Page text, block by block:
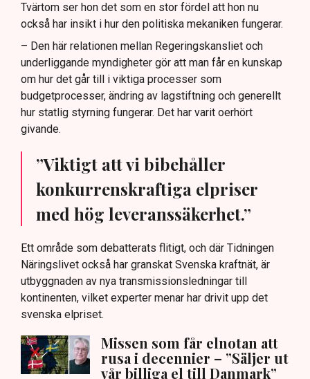
Tvärtom ser hon det som en stor fördel att hon nu
också har insikt i hur den politiska mekaniken fungerar.
– Den här relationen mellan Regeringskansliet och
underliggande myndigheter gör att man får en kunskap
om hur det går till i viktiga processer som
budgetprocesser, ändring av lagstiftning och generellt
hur statlig styrning fungerar. Det har varit oerhört
givande.
”Viktigt att vi bibehåller
konkurrenskraftiga elpriser
med hög leveranssäkerhet.”
Ett område som debatterats flitigt, och där Tidningen
Näringslivet också har granskat Svenska kraftnät, är
utbyggnaden av nya transmissionsledningar till
kontinenten, vilket experter menar har drivit upp det
svenska elpriset.
Missen som får elnotan att
rusa i decennier – ”Säljer ut
vår billiga el till Danmark”